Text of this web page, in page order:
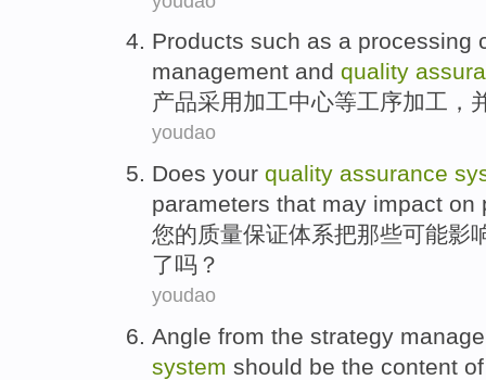
Products such as a processing
management and quality
产品采用加工中心等工序加工，
youdao
Does your quality assurance
parameters that may impact on
您的质量保证体系把那些可能影
了吗？
youdao
Angle from the strategy
system should be the content of